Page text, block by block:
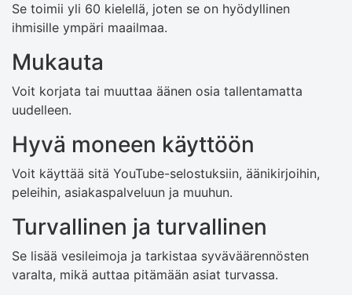
Se toimii yli 60 kielellä, joten se on hyödyllinen
ihmisille ympäri maailmaa.
Mukauta
Voit korjata tai muuttaa äänen osia tallentamatta
uudelleen.
Hyvä moneen käyttöön
Voit käyttää sitä YouTube-selostuksiin, äänikirjoihin,
peleihin, asiakaspalveluun ja muuhun.
Turvallinen ja turvallinen
Se lisää vesileimoja ja tarkistaa syväväärennösten
varalta, mikä auttaa pitämään asiat turvassa.